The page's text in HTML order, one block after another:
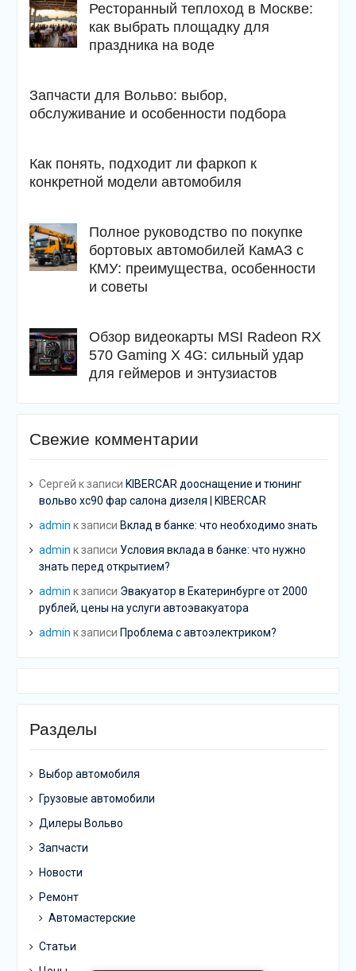
Ресторанный теплоход в Москве:
как выбрать площадку для
праздника на воде
Запчасти для Вольво: выбор,
обслуживание и особенности подбора
Как понять, подходит ли фаркоп к
конкретной модели автомобиля
Полное руководство по покупке
бортовых автомобилей КамАЗ с
КМУ: преимущества, особенности
и советы
Обзор видеокарты MSI Radeon RX
570 Gaming X 4G: сильный удар
для геймеров и энтузиастов
Свежие комментарии
Сергей к записи KIBERCAR дооснащение и тюнинг
вольво хс90 фар салона дизеля | KIBERCAR
admin к записи Вклад в банке: что необходимо знать
admin к записи Условия вклада в банке: что нужно
знать перед открытием?
admin к записи Эвакуатор в Екатеринбурге от 2000
рублей, цены на услуги автоэвакуатора
admin к записи Проблема с автоэлектриком?
Разделы
Выбор автомобиля
Грузовые автомобили
Дилеры Вольво
Запчасти
Новости
Ремонт
Автомастерские
Статьи